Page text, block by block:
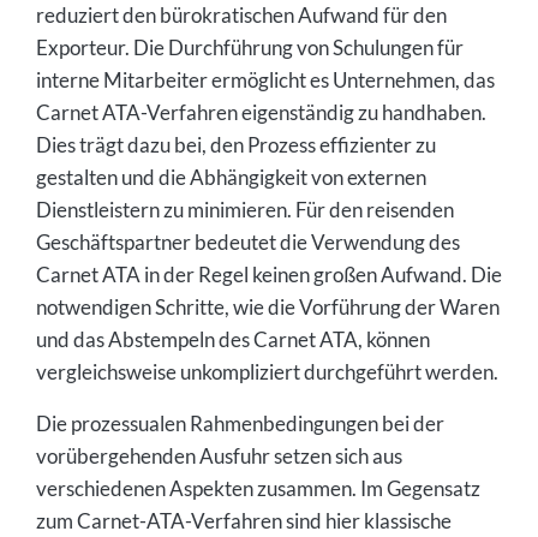
reduziert den bürokratischen Aufwand für den
Exporteur. Die Durchführung von Schulungen für
interne Mitarbeiter ermöglicht es Unternehmen, das
Carnet ATA-Verfahren eigenständig zu handhaben.
Dies trägt dazu bei, den Prozess effizienter zu
gestalten und die Abhängigkeit von externen
Dienstleistern zu minimieren. Für den reisenden
Geschäftspartner bedeutet die Verwendung des
Carnet ATA in der Regel keinen großen Aufwand. Die
notwendigen Schritte, wie die Vorführung der Waren
und das Abstempeln des Carnet ATA, können
vergleichsweise unkompliziert durchgeführt werden.
Die prozessualen Rahmenbedingungen bei der
vorübergehenden Ausfuhr setzen sich aus
verschiedenen Aspekten zusammen. Im Gegensatz
zum Carnet-ATA-Verfahren sind hier klassische